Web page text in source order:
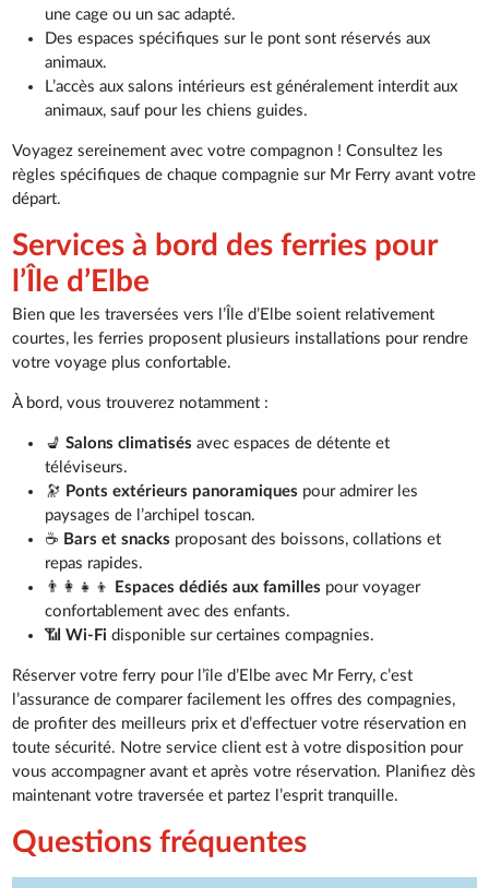
une cage ou un sac adapté.
Des espaces spécifiques sur le pont sont réservés aux
animaux.
L’accès aux salons intérieurs est généralement interdit aux
animaux, sauf pour les chiens guides.
Voyagez sereinement avec votre compagnon ! Consultez les
règles spécifiques de chaque compagnie sur Mr Ferry avant votre
départ.
Services à bord des ferries pour
l’Île d’Elbe
Bien que les traversées vers l’Île d’Elbe soient relativement
courtes, les ferries proposent plusieurs installations pour rendre
votre voyage plus confortable.
À bord, vous trouverez notamment :
💺Salons climatisés avec espaces de détente et
téléviseurs.
🔭 Ponts extérieurs panoramiques pour admirer les
paysages de l’archipel toscan.
☕ Bars et snacks proposant des boissons, collations et
repas rapides.
👨‍👩‍👧‍👦 Espaces dédiés aux familles pour voyager
confortablement avec des enfants.
📶Wi-Fi disponible sur certaines compagnies.
Réserver votre ferry pour l’île d’Elbe avec Mr Ferry, c’est
l’assurance de comparer facilement les offres des compagnies,
de profiter des meilleurs prix et d’effectuer votre réservation en
toute sécurité. Notre service client est à votre disposition pour
vous accompagner avant et après votre réservation. Planifiez dès
maintenant votre traversée et partez l’esprit tranquille.
Questions fréquentes